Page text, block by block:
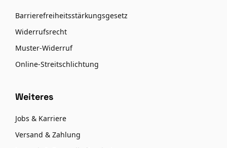
Barrierefreiheitsstärkungsgesetz
Widerrufsrecht
Muster-Widerruf
Online-Streitschlichtung
Weiteres
Jobs & Karriere
Versand & Zahlung